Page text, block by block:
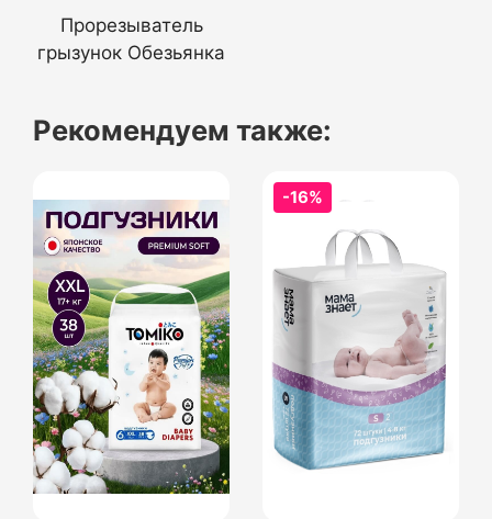
Прорезыватель
грызунок Обезьянка
Рекомендуем также:
-16%